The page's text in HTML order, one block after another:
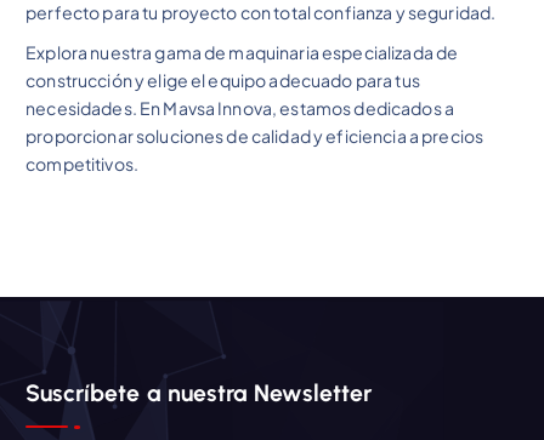
perfecto para tu proyecto con total confianza y seguridad.
Explora nuestra gama de maquinaria especializada de
construcción y elige el equipo adecuado para tus
necesidades. En Mavsa Innova, estamos dedicados a
proporcionar soluciones de calidad y eficiencia a precios
competitivos.
Suscríbete a nuestra Newsletter